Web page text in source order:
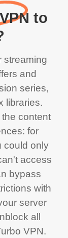
to
streaming
and
series,
libraries.
content
for
could only
access
bypass
with
server
all
VPN.